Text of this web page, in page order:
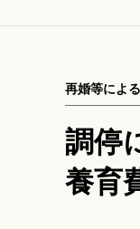
調停
養育
再婚等によ